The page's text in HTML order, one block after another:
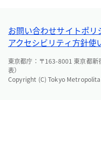
お問い合わせサイトポリ
アクセシビリティ方針使
東京都庁：〒163-8001 東京都
表）
Copyright (C) Tokyo